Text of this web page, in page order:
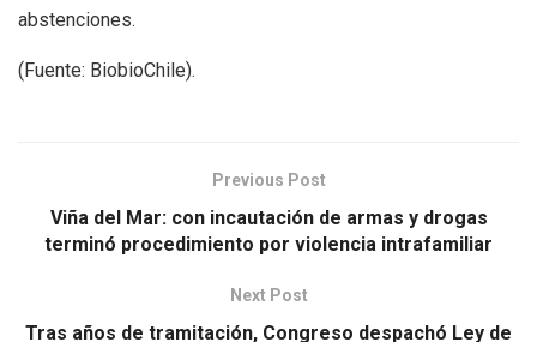
abstenciones.
(Fuente: BiobioChile).
Previous Post
Viña del Mar: con incautación de armas y drogas
terminó procedimiento por violencia intrafamiliar
Next Post
Tras años de tramitación, Congreso despachó Ley de